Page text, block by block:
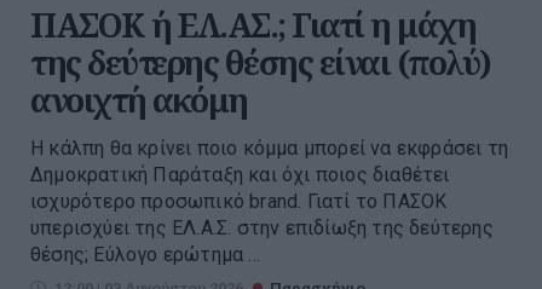
ΠΑΣΟΚ ή ΕΛ.ΑΣ.; Γιατί η μάχη
της δεύτερης θέσης είναι (πολύ)
ανοιχτή ακόμη
Η κάλπη θα κρίνει ποιο κόμμα μπορεί να εκφράσει τη
Δημοκρατική Παράταξη και όχι ποιος διαθέτει
ισχυρότερο προσωπικό brand. Γιατί το ΠΑΣΟΚ
υπερισχύει της ΕΛ.Α.Σ. στην επιδίωξη της δεύτερης
θέσης; Εύλογο ερώτημα ...